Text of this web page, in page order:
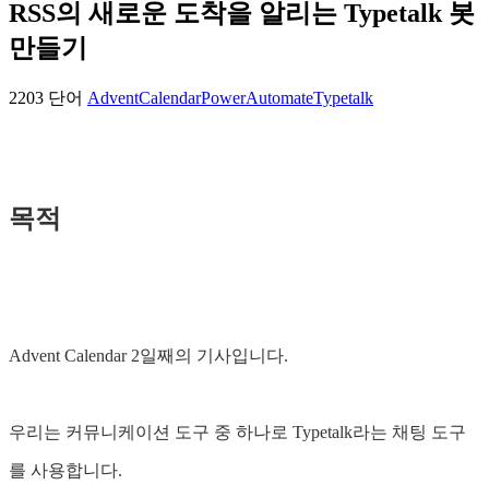
RSS의 새로운 도착을 알리는 Typetalk 봇
만들기
2203 단어 AdventCalendarPowerAutomateTypetalk
목적
Advent Calendar 2일째의 기사입니다.
우리는 커뮤니케이션 도구 중 하나로 Typetalk라는 채팅 도구
를 사용합니다.